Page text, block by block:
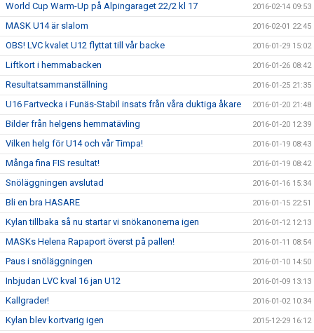
World Cup Warm-Up på Alpingaraget 22/2 kl 17 2016-02-14 09:53
MASK U14 är slalom 2016-02-01 22:45
OBS! LVC kvalet U12 flyttat till vår backe 2016-01-29 15:02
Liftkort i hemmabacken 2016-01-26 08:42
Resultatsammanställning 2016-01-25 21:35
U16 Fartvecka i Funäs-Stabil insats från våra duktiga åkare 2016-01-20 21:48
Bilder från helgens hemmatävling 2016-01-20 12:39
Vilken helg för U14 och vår Timpa! 2016-01-19 08:43
Många fina FIS resultat! 2016-01-19 08:42
Snöläggningen avslutad 2016-01-16 15:34
Bli en bra HASARE 2016-01-15 22:51
Kylan tillbaka så nu startar vi snökanonerna igen 2016-01-12 12:13
MASKs Helena Rapaport överst på pallen! 2016-01-11 08:54
Paus i snöläggningen 2016-01-10 14:50
Inbjudan LVC kval 16 jan U12 2016-01-09 13:13
Kallgrader! 2016-01-02 10:34
Kylan blev kortvarig igen 2015-12-29 16:12